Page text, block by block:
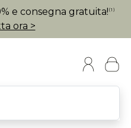
e consegna gratuita! (1)
ora >